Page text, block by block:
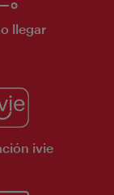
llegar
ivie